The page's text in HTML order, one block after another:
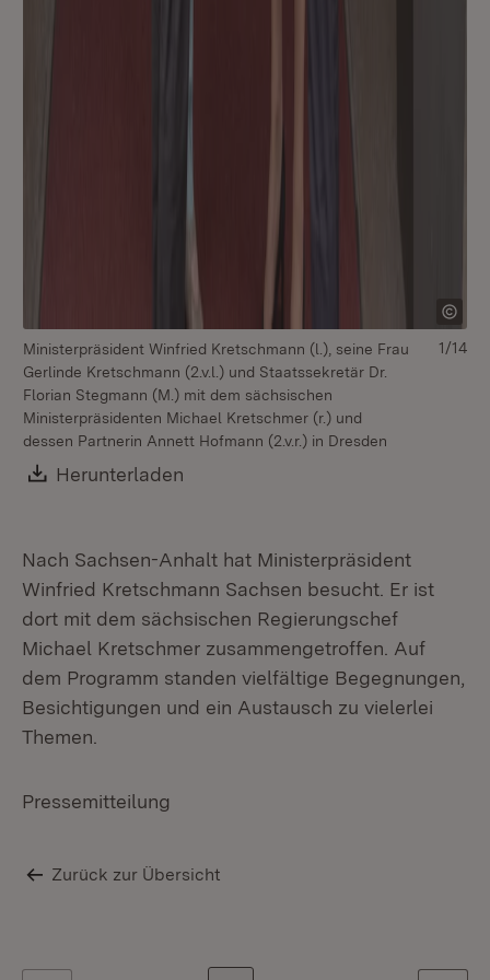
Ministerpräsident Winfried Kretschmann (l.), seine Frau
Gerlinde Kretschmann (2.v.l.) und Staatssekretär Dr.
Florian Stegmann (M.) mit dem sächsischen
Ministerpräsidenten Michael Kretschmer (r.) und
dessen Partnerin Annett Hofmann (2.v.r.) in Dresden
Download:
Herunterladen
1/14
Nach Sachsen-Anhalt hat Ministerpräsident
Winfried Kretschmann Sachsen besucht. Er ist
dort mit dem sächsischen Regierungschef
Michael Kretschmer zusammengetroffen. Auf
dem Programm standen vielfältige Begegnungen,
Besichtigungen und ein Austausch zu vielerlei
Themen.
Pressemitteilung
Zurück zur Übersicht